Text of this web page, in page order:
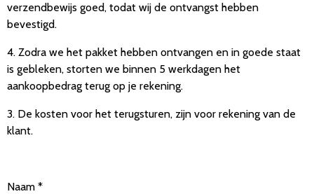
verzendbewijs goed, todat wij de ontvangst hebben
bevestigd.
4. Zodra we het pakket hebben ontvangen en in goede staat
is gebleken, storten we binnen 5 werkdagen het
aankoopbedrag terug op je rekening.
3. De kosten voor het terugsturen, zijn voor rekening van de
klant.
Naam *